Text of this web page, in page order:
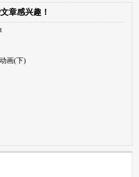
章感兴趣！
画(下)